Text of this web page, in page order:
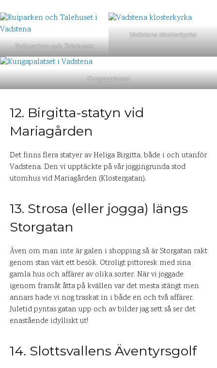
Ruinparken och Talehuset
Vadstena klosterkyrka
Kungapalatset
12. Birgitta-statyn vid
Mariagården
Det finns flera statyer av Heliga Birgitta, både i och utanför
Vadstena. Den vi upptäckte på vår joggingrunda stod
utomhus vid Mariagården (Klostergatan).
13. Strosa (eller jogga) längs
Storgatan
Även om man inte är galen i shopping så är Storgatan rakt
genom stan värt ett besök. Otroligt pittoresk med sina
gamla hus och affärer av olika sorter. När vi joggade
igenom framåt åtta på kvällen var det mesta stängt men
annars hade vi nog traskat in i både en och två affärer.
Juletid pyntas gatan upp och av bilder jag sett så ser det
enastående idylliskt ut!
14. Slottsvallens Äventyrsgolf